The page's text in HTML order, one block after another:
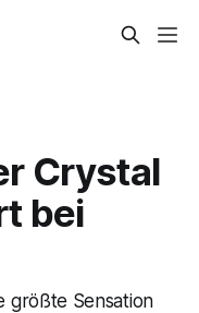
Crystal
bei
größte Sensation